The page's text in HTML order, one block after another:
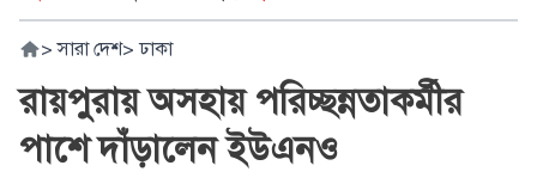
> সারা দেশ> ঢাকা
রায়পুরায় অসহায় পরিচ্ছন্নতাকর্মীর
পাশে দাঁড়ালেন ইউএনও